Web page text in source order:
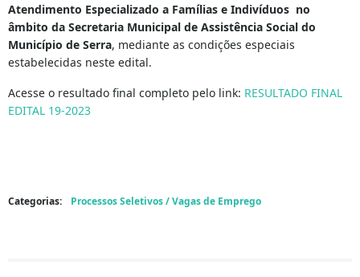
Atendimento Especializado a Famílias e Indivíduos no
âmbito da Secretaria Municipal de Assistência Social do
Município de Serra, mediante as condições especiais
estabelecidas neste edital.
Acesse o resultado final completo pelo link: RESULTADO FINAL
EDITAL 19-2023
Categorias: Processos Seletivos / Vagas de Emprego